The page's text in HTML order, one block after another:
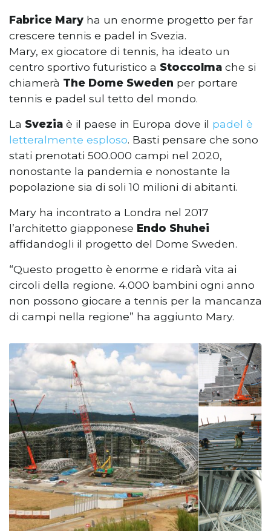
Fabrice Mary ha un enorme progetto per far
crescere tennis e padel in Svezia.
Mary, ex giocatore di tennis, ha ideato un
centro sportivo futuristico a Stoccolma che si
chiamerà The Dome Sweden per portare
tennis e padel sul tetto del mondo.
La Svezia è il paese in Europa dove il padel è
letteralmente esploso. Basti pensare che sono
stati prenotati 500.000 campi nel 2020,
nonostante la pandemia e nonostante la
popolazione sia di soli 10 milioni di abitanti.
Mary ha incontrato a Londra nel 2017
l’architetto giapponese Endo Shuhei
affidandogli il progetto del Dome Sweden.
“Questo progetto è enorme e ridarà vita ai
circoli della regione. 4.000 bambini ogni anno
non possono giocare a tennis per la mancanza
di campi nella regione” ha aggiunto Mary.